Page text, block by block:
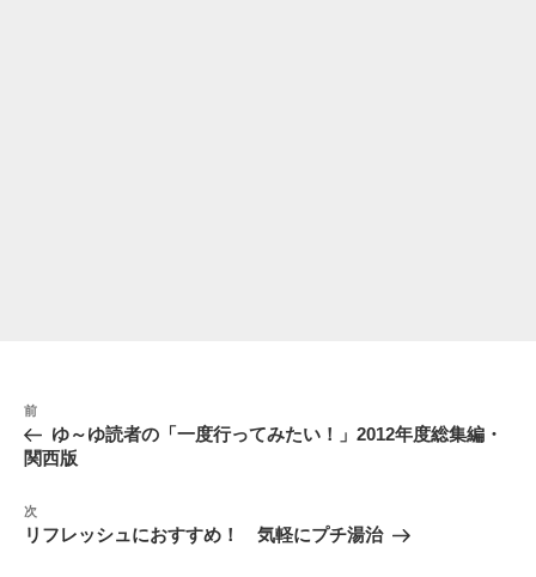
投
稿
ナ
ゲ
ー
前
の
投
前
ゆ～ゆ読者の「一度行ってみたい！」2012年度総集編・
関西版
次
の
次
リフレッシュにおすすめ！ 気軽にプチ湯治